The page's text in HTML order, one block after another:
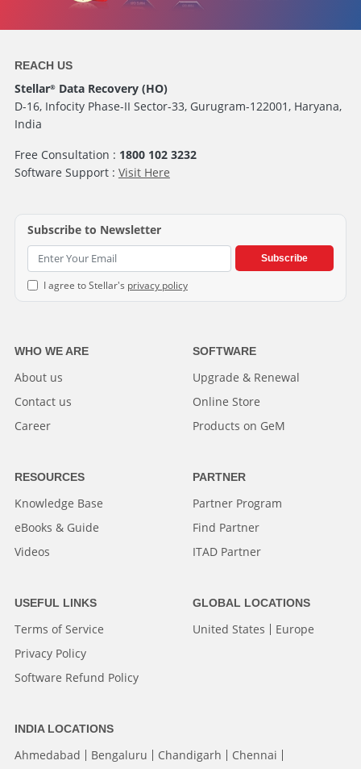
REACH US
Stellar®Data Recovery (HO)
D-16, Infocity Phase-II Sector-33, Gurugram-122001, Haryana,
India
Free Consultation : 1800 102 3232
Software Support : Visit Here
Subscribe to Newsletter
Subscribe
I agree to Stellar's privacy policy
WHO WE ARE
About us
Contact us
Career
SOFTWARE
Upgrade & Renewal
Online Store
Products on GeM
RESOURCES
Knowledge Base
eBooks & Guide
Videos
PARTNER
Partner Program
Find Partner
ITAD Partner
USEFUL LINKS
Terms of Service
Privacy Policy
Software Refund Policy
INDIA LOCATIONS
Ahmedabad Bengaluru Chandigarh
Chennai
GLOBAL LOCATIONS
United States Europe